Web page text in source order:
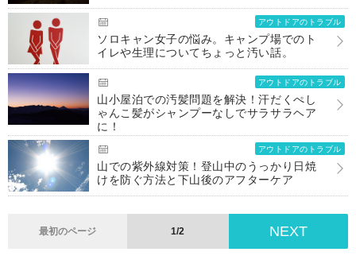
アウトドアのトラブル
ソロキャン女子の悩み。キャンプ場でのト
イレや生理についてちょっと汚い話。
アウトドアのトラブル
山小屋泊での汚髪問題を解決！汗だくぺし
ゃんこ髪がシャンプーなしでサラサラヘア
に！
アウトドアのトラブル
山での紫外線対策！登山中のうっかり日焼
けを防ぐ方法と下山後のアフターケア
最初のページ 1/2 NEXT